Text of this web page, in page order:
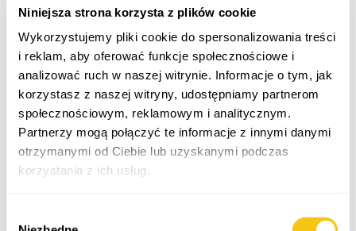
Niniejsza strona korzysta z plików cookie
Wykorzystujemy pliki cookie do spersonalizowania treści
i reklam, aby oferować funkcje społecznościowe i
analizować ruch w naszej witrynie. Informacje o tym, jak
korzystasz z naszej witryny, udostępniamy partnerom
społecznościowym, reklamowym i analitycznym.
Partnerzy mogą połączyć te informacje z innymi danymi
otrzymanymi od Ciebie lub uzyskanymi podczas
korzystania z ich usług.